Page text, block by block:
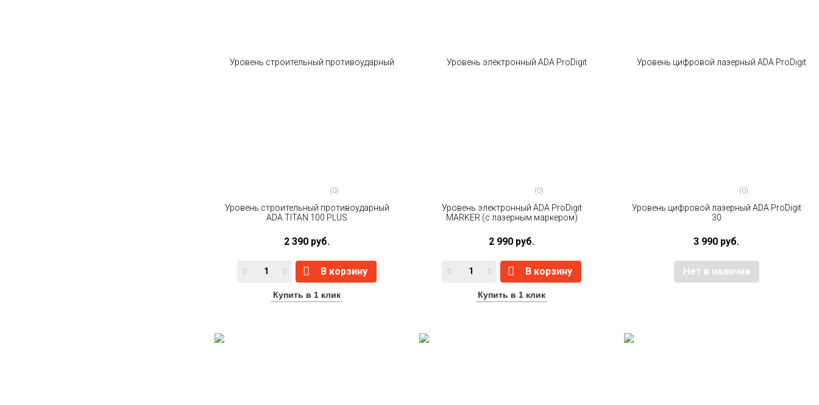
(0)
Уровень строительный противоударный
ADA TITAN 100 PLUS
2 390 руб.
В корзину
Купить в 1 клик
(0)
Уровень электронный ADA ProDigit
MARKER (с лазерным маркером)
2 990 руб.
В корзину
Купить в 1 клик
(0)
Уровень цифровой лазерный ADA ProDigit
30
3 990 руб.
Нет в наличии